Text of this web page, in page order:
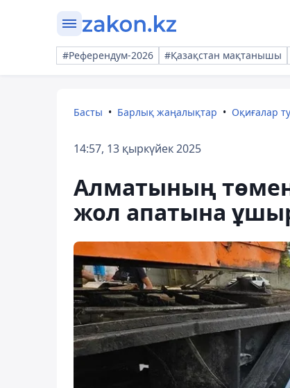
#Референдум-2026 #Қазақстан мақтанышы
Басты Барлық жаңалықтар Оқиғалар
14:57, 13 қыркүйек 2025
Алматының
жол апатына